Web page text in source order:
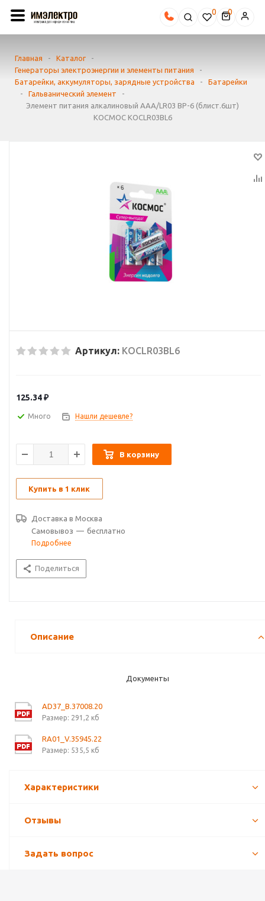
0
Главная - Каталог
-
Генераторы электроэнергии и элементы питания
-
Батарейки, аккумуляторы, зарядные устройства
-
Батарейки
-
Гальванический элемент
-
Элемент питания алкалиновый AAA/LR03 BP-6 (блист.6шт)
КОСМОС KOCLR03BL6
Артикул: KOCLR03BL6
125.34₽
Много Нашли дешевле?
В корзину
Купить в 1 клик
Доставка в Москва
Самовывоз — бесплатно
Подробнее
Поделиться
Описание
Документы
AD37_B.37008.20
Размер: 291,2 кб
RA01_V.35945.22
Размер: 535,5 кб
Характеристики
Отзывы
Задать вопрос